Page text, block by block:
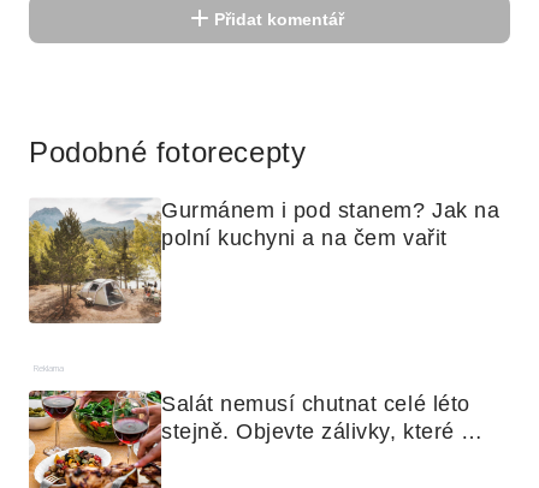
Přidat komentář
Podobné fotorecepty
Gurmánem i pod stanem? Jak na
polní kuchyni a na čem vařit
Reklama
Salát nemusí chutnat celé léto
stejně. Objevte zálivky, které